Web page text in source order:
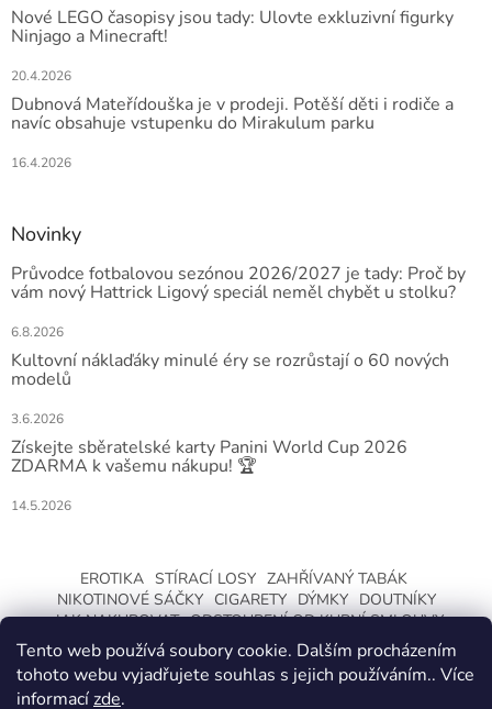
Tento web používá soubory cookie. Dalším procházením
tohoto webu vyjadřujete souhlas s jejich používáním.. Více
informacízde.
Nové LEGO časopisy jsou tady: Ulovte exkluzivní figurky
Ninjago a Minecraft!
20.4.2026
Dubnová Mateřídouška je v prodeji. Potěší děti i rodiče a
navíc obsahuje vstupenku do Mirakulum parku
16.4.2026
Novinky
Průvodce fotbalovou sezónou 2026/2027 je tady: Proč by
vám nový Hattrick Ligový speciál neměl chybět u stolku?
6.8.2026
Kultovní náklaďáky minulé éry se rozrůstají o 60 nových
modelů
3.6.2026
Získejte sběratelské karty Panini World Cup 2026
ZDARMA k vašemu nákupu! 🏆
14.5.2026
EROTIKA STÍRACÍ LOSY ZAHŘÍVANÝ TABÁK
NIKOTINOVÉ SÁČKY CIGARETY DÝMKY
DOUTNÍKY
JAK NAKUPOVAT ODSTOUPENÍ OD KUPNÍ SMLOUVY